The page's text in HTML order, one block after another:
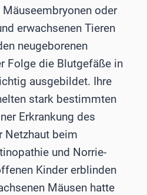
oder
erwachsenen Tieren
neugeborenen
Folge die Blutgefäße in
ausgebildet. Ihre
stark bestimmten
Erkrankung des
Netzhaut beim
und Norrie-
Kinder erblinden
Mäusen hatte